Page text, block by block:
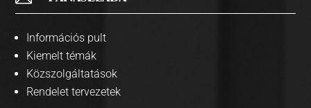
Információs pult
Kiemelt témák
Közszolgáltatások
Rendelet tervezetek